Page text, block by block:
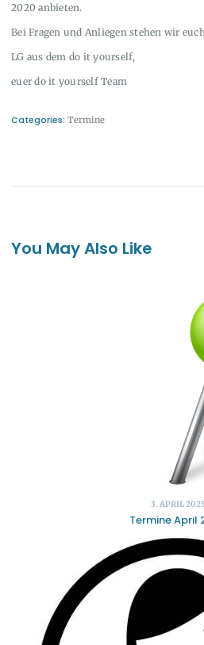
2020 anbieten.
Bei Fragen und Anliegen stehen wir
LG aus dem do it yourself,
euer do it yourself Team
Categories: Termine
You May Also Like
3. APRIL
Termine April